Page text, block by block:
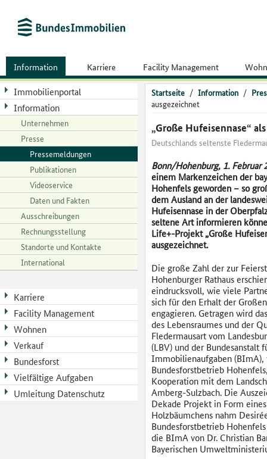
Information Karriere Facility Management
Immobilienportal
Information
Unternehmen
Presse
Pressemeldungen
Publikationen
Videoservice
Daten und Fakten
Ausschreibungen
Rechnungsstellung
Standorte und Kontakte
International
Karriere
Facility Management
Wohnen
Verkauf
Bundesforst
Vielfältige Aufgaben
Umleitung Datenschutz
Startseite / Information /
ausgezeichnet
„Große Hufeisennase“
Deutschlands seltenste
Bonn/Hohenburg, 1. Februar
einem Markenzeichen der
Hohenfels geworden – so
dem Ausland an der
Hufeisennase in der
seltene Art informieren
Life+-Projekt „Große
ausgezeichnet.
Die große Zahl der zur
Hohenburger Rathaus
eindrucksvoll, wie viele
sich für den Erhalt der
engagieren. Getragen wird
des Lebensraumes und der
Fledermausart vom
(LBV) und der Bundesanstalt
Immobilienaufgaben (BImA),
Bundesforstbetrieb
Kooperation mit dem
Amberg-Sulzbach. Die
Dekade Projekt in Form
Holzbäumchens nahm
Bundesforstbetrieb
die BImA von Dr. Christian
Bayerischen